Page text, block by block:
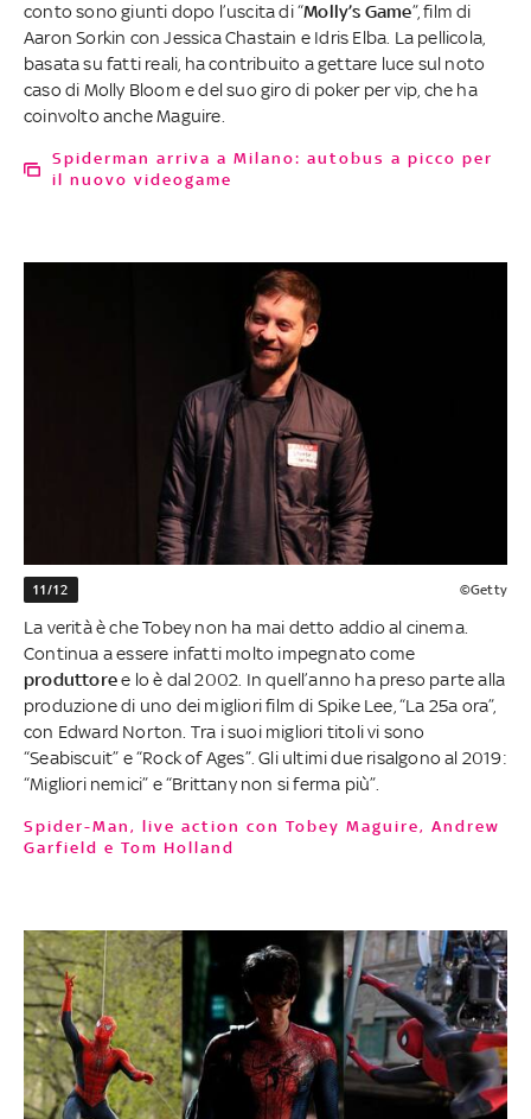
conto sono giunti dopo l’uscita di “Molly’s Game”, film di
Aaron Sorkin con Jessica Chastain e Idris Elba. La pellicola,
basata su fatti reali, ha contribuito a gettare luce sul noto
caso di Molly Bloom e del suo giro di poker per vip, che ha
coinvolto anche Maguire.
Spiderman arriva a Milano: autobus a picco per
il nuovo videogame
11/12 ©Getty
La verità è che Tobey non ha mai detto addio al cinema.
Continua a essere infatti molto impegnato come
produttoree lo è dal 2002. In quell’anno ha preso parte alla
produzione di uno dei migliori film di Spike Lee, “La 25a ora”,
con Edward Norton. Tra i suoi migliori titoli vi sono
“Seabiscuit” e “Rock of Ages”. Gli ultimi due risalgono al 2019:
“Migliori nemici” e “Brittany non si ferma più”.
Spider-Man, live action con Tobey Maguire, Andrew
Garfield e Tom Holland